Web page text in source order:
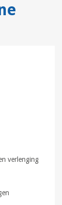
verlenging